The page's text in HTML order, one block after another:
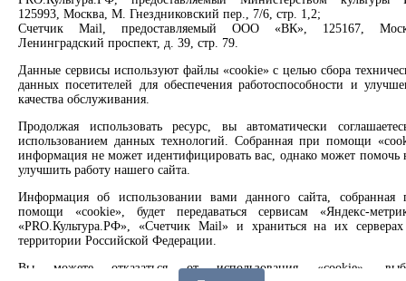
Направить обращение директору
Соцсети
Вконтакте
Одноклассники
Rutube
Заметили опечатку? Выделите текст с ошибкой и нажмите
клавиши Ctrl+Enter или ссылку ниже
Сообщить об ошибке
2008 –2026© Централизованная городская библиотечная
система, 6+
125993, Москва, М. Гнездниковский пер., 7/6, стр. 1,2;
Счетчик Mail, предоставляемый ООО «ВК», 125167,
Ленинградский проспект, д. 39, стр. 79.
Данные сервисы используют файлы «cookie» с целью сбора
данных посетителей для обеспечения работоспособности и
качества обслуживания.
Продолжая использовать ресурс, вы автоматически
использованием данных технологий. Собранная при помощи
информация не может идентифицировать вас, однако может помочь
улучшить работу нашего сайта.
Информация об использовании вами данного сайта, собранная
помощи «cookie», будет передаваться сервисам «Яндекс-
«PRO.Культура.РФ», «Счетчик Mail» и храниться на их
территории Российской Федерации.
Вы можете отказаться от использования «cookie»,